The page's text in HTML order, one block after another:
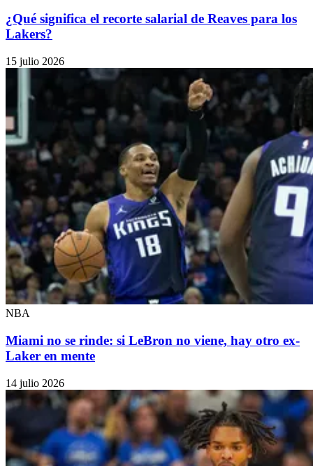
¿Qué significa el recorte salarial de Reaves para los
Lakers?
15 julio 2026
NBA
Miami no se rinde: si LeBron no viene, hay otro ex-
Laker en mente
14 julio 2026